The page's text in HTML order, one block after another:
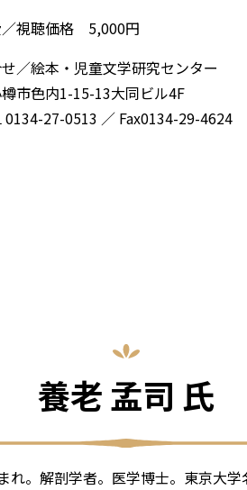
視聴価格 5,000円
／絵本・児童文学研究センター
色内1-15-13大同ビル4F
27-0513 ／ Fax0134-29-4624
養老 孟司 氏
れ。解剖学者。医学博士。東京大学